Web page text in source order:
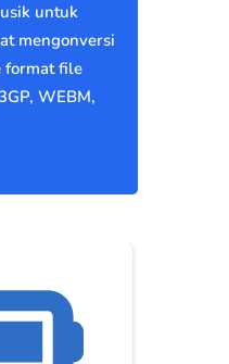
untuk
mengonversi
format file
WEBM,